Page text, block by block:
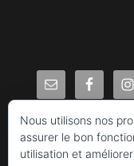
Nous utilisons nos
assurer le bon
utilisation et